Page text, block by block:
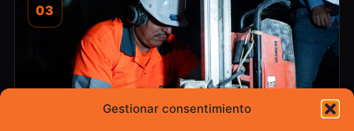
Gestionar consentimiento
03